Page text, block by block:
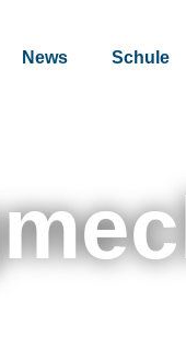
News Schule